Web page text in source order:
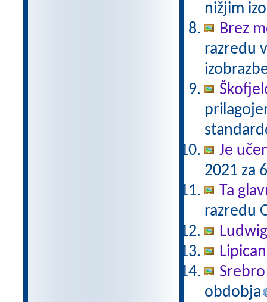
nižjim
Brez
razredu
Je
2021 za
Ta
razredu
obdobja